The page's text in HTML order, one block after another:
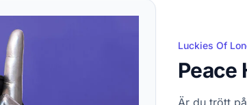
Luckies Of
Peace